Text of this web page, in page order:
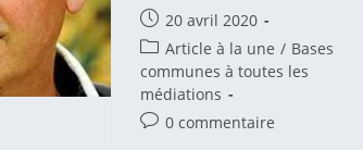
Publication
publiée :
20 avril 2020
Post
category:
Article à la une / Bases
communes à toutes les
médiations
Commentaires
0 commentaire